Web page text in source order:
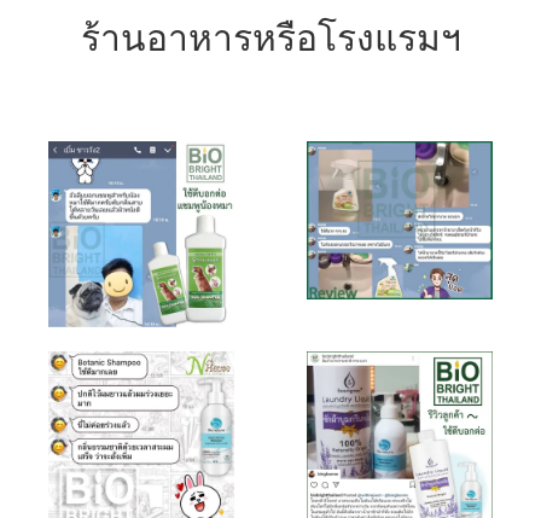
ร้านอาหารหรือโรงแรมฯ